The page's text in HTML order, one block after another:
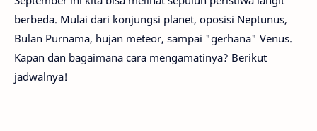
berbeda. Mulai dari konjungsi planet, oposisi Neptunus,
Bulan Purnama, hujan meteor, sampai "gerhana" Venus.
Kapan dan bagaimana cara mengamatinya? Berikut
jadwalnya!